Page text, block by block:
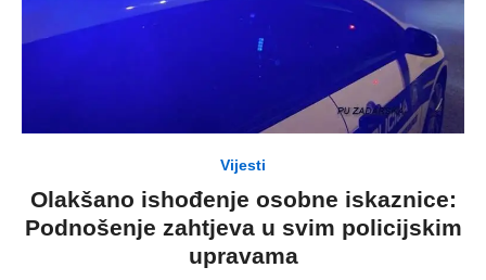
Vijesti
Olakšano ishođenje osobne iskaznice:
Podnošenje zahtjeva u svim policijskim
upravama